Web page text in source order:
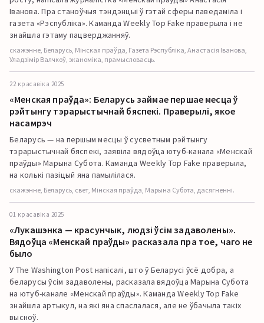
Іванова. Пра станоўчыя тэндэнцыі ў гэтай сферы паведаміла і
газета «Рэспубліка». Каманда Weekly Top Fake праверыла і не
знайшла гэтаму пацверджанняў.
скажэнне, Беларусь, Мінская праўда, Газета Рэспубліка, Анастасія Іванова,
Уладзімір Валчкоў, эканоміка, прамысловасць.
22 красавіка 2025
«Менская праўда»: Беларусь займае першае месца ў
рэйтынгу тэрарыстычнай бяспекі. Праверылі, якое
насамрэч
Беларусь — на першым месцы ў сусветным рэйтынгу
тэрарыстычнай бяспекі, заявіла вядоўца ютуб-канала «Менскай
праўды» Марына Субота. Каманда Weekly Top Fake праверыла,
на колькі пазіцый яна памылілася.
скажэнне, Беларусь, свет, Мінская праўда, Марына Субота, дасягненні.
01 красавіка 2025
«Лукашэнка — красунчык, людзі ўсім задаволены».
Вядоўца «Менскай праўды» расказала пра тое, чаго не
было
У The Washington Post напісалі, што ў Беларусі ўсё добра, а
беларусы ўсім задаволены, расказала вядоўца Марына Субота
на ютуб-канале «Менскай праўды». Каманда Weekly Top Fake
знайшла артыкул, на які яна спаслалася, але не ўбачыла такіх
высноў.